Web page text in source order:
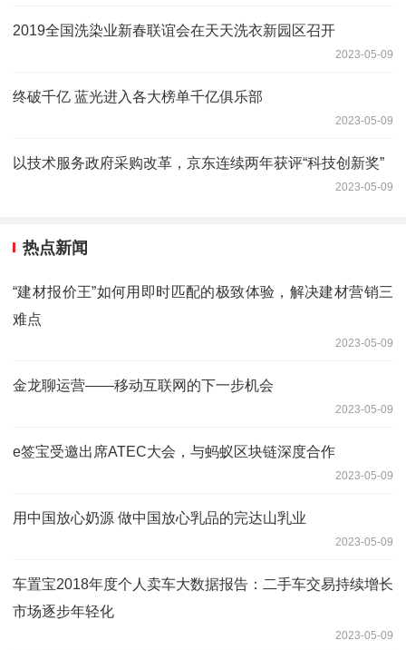
2019全国洗染业新春联谊会在天天洗衣新园区召开
2023-05-09
终破千亿 蓝光进入各大榜单千亿俱乐部
2023-05-09
以技术服务政府采购改革，京东连续两年获评“科技创新奖”
2023-05-09
热点新闻
“建材报价王”如何用即时匹配的极致体验，解决建材营销三
难点
2023-05-09
金龙聊运营——移动互联网的下一步机会
2023-05-09
e签宝受邀出席ATEC大会，与蚂蚁区块链深度合作
2023-05-09
用中国放心奶源 做中国放心乳品的完达山乳业
2023-05-09
车置宝2018年度个人卖车大数据报告：二手车交易持续增长
市场逐步年轻化
2023-05-09